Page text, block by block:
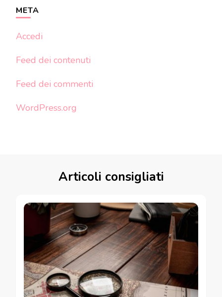
META
Accedi
Feed dei contenuti
Feed dei commenti
WordPress.org
Articoli consigliati